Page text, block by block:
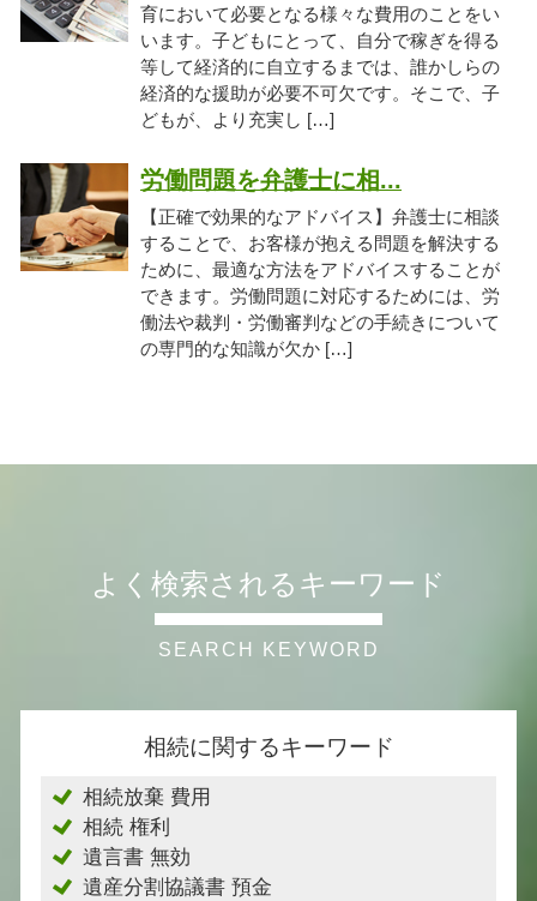
育において必要となる様々な費用のことをい
います。子どもにとって、自分で稼ぎを得る
等して経済的に自立するまでは、誰かしらの
経済的な援助が必要不可欠です。そこで、子
どもが、より充実し […]
労働問題を弁護士に相...
【正確で効果的なアドバイス】弁護士に相談
することで、お客様が抱える問題を解決する
ために、最適な方法をアドバイスすることが
できます。労働問題に対応するためには、労
働法や裁判・労働審判などの手続きについて
の専門的な知識が欠か […]
よく検索されるキーワード
相続に関するキーワード
相続放棄 費用
相続 権利
遺言書 無効
遺産分割協議書 預金